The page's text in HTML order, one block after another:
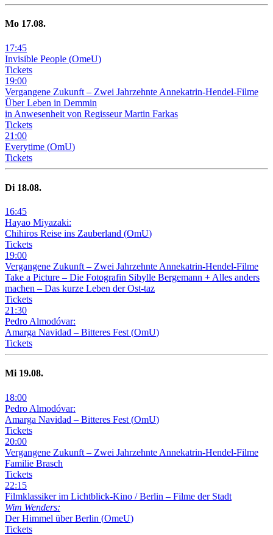
Mo 17.08.
17:45
Invisible People (OmeU)
Tickets
19:00
Vergangene Zukunft – Zwei Jahrzehnte Annekatrin-Hendel-Filme
Über Leben in Demmin
in Anwesenheit von Regisseur Martin Farkas
Tickets
21 :00
Everytime (OmU)
Tickets
Di 18.08.
16:45
Hayao Miyazaki:
Chihiros Reise ins Zauberland (OmU)
Tickets
19:00
Vergangene Zukunft – Zwei Jahrzehnte Annekatrin-Hendel-Filme
Take a Picture – Die Fotografin Sibylle Bergemann + Alles anders
machen – Das kurze Leben der Ost-taz
Tickets
21 :30
Pedro Almodóvar:
Amarga Navidad – Bitteres Fest (OmU)
Tickets
Mi 19.08.
18:00
Pedro Almodóvar:
Amarga Navidad – Bitteres Fest (OmU)
Tickets
20:00
Vergangene Zukunft – Zwei Jahrzehnte Annekatrin-Hendel-Filme
Familie Brasch
Tickets
22:15
Filmklassiker im Lichtblick-Kino /Berlin – Filme der Stadt
Wim Wenders:
Der Himmel über Berlin (OmeU)
Tickets